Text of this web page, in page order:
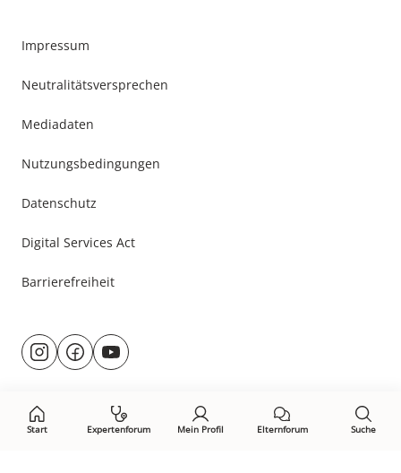
Start Expertenforum Mein Profil Elternforum Suche
Impressum
Neutralitätsversprechen
Mediadaten
Nutzungsbedingungen
Datenschutz
Digital Services Act
Barrierefreiheit
Besuche
uns@rund.ums.baby
facebook.com/rundumsbaby.de
youtube.com/@rundumsbaby_